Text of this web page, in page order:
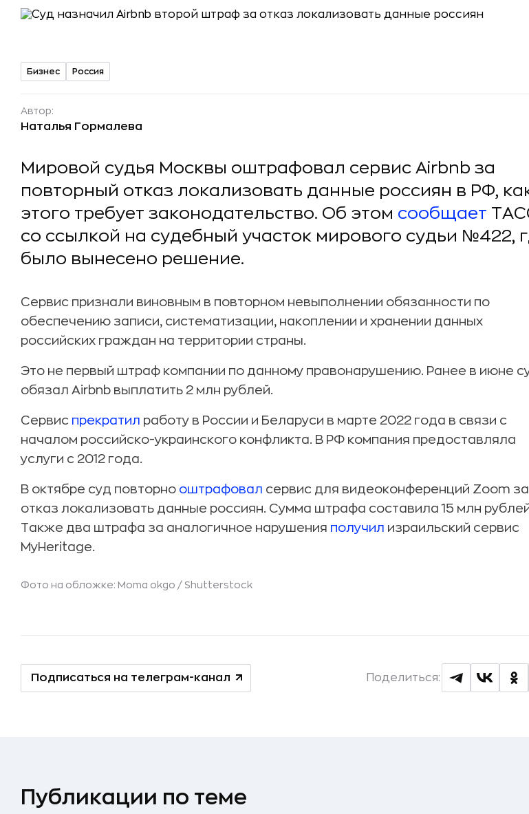
Бизнес Россия
Автор:
Наталья Гормалева
Мировой судья Москвы оштрафовал сервис Airbnb за
повторный отказ локализовать данные россиян в РФ,
этого требует законодательство. Об этом сообщает
со ссылкой на судебный участок мирового судьи №422,
было вынесено решение.
Сервис признали виновным в повторном невыполнении обязанности по
обеспечению записи, систематизации, накоплении и хранении данных
российских граждан на территории страны.
Это не первый штраф компании по данному правонарушению. Ранее в июне
обязал Airbnb выплатить 2 млн рублей.
Сервис прекратил работу в России и Беларуси в марте 2022 года в связи с
началом российско-украинского конфликта. В РФ компания предоставляла
услуги с 2012 года.
В октябре суд повторно оштрафовал сервис для видеоконференций Zoom за
отказ локализовать данные россиян. Сумма штрафа составила 15 млн
Также два штрафа за аналогичное нарушения получил израильский сервис
MyHeritage.
Фото на обложке: Moma okgo / Shutterstock
Подписаться на телеграм-канал Поделиться:
Публикации по теме